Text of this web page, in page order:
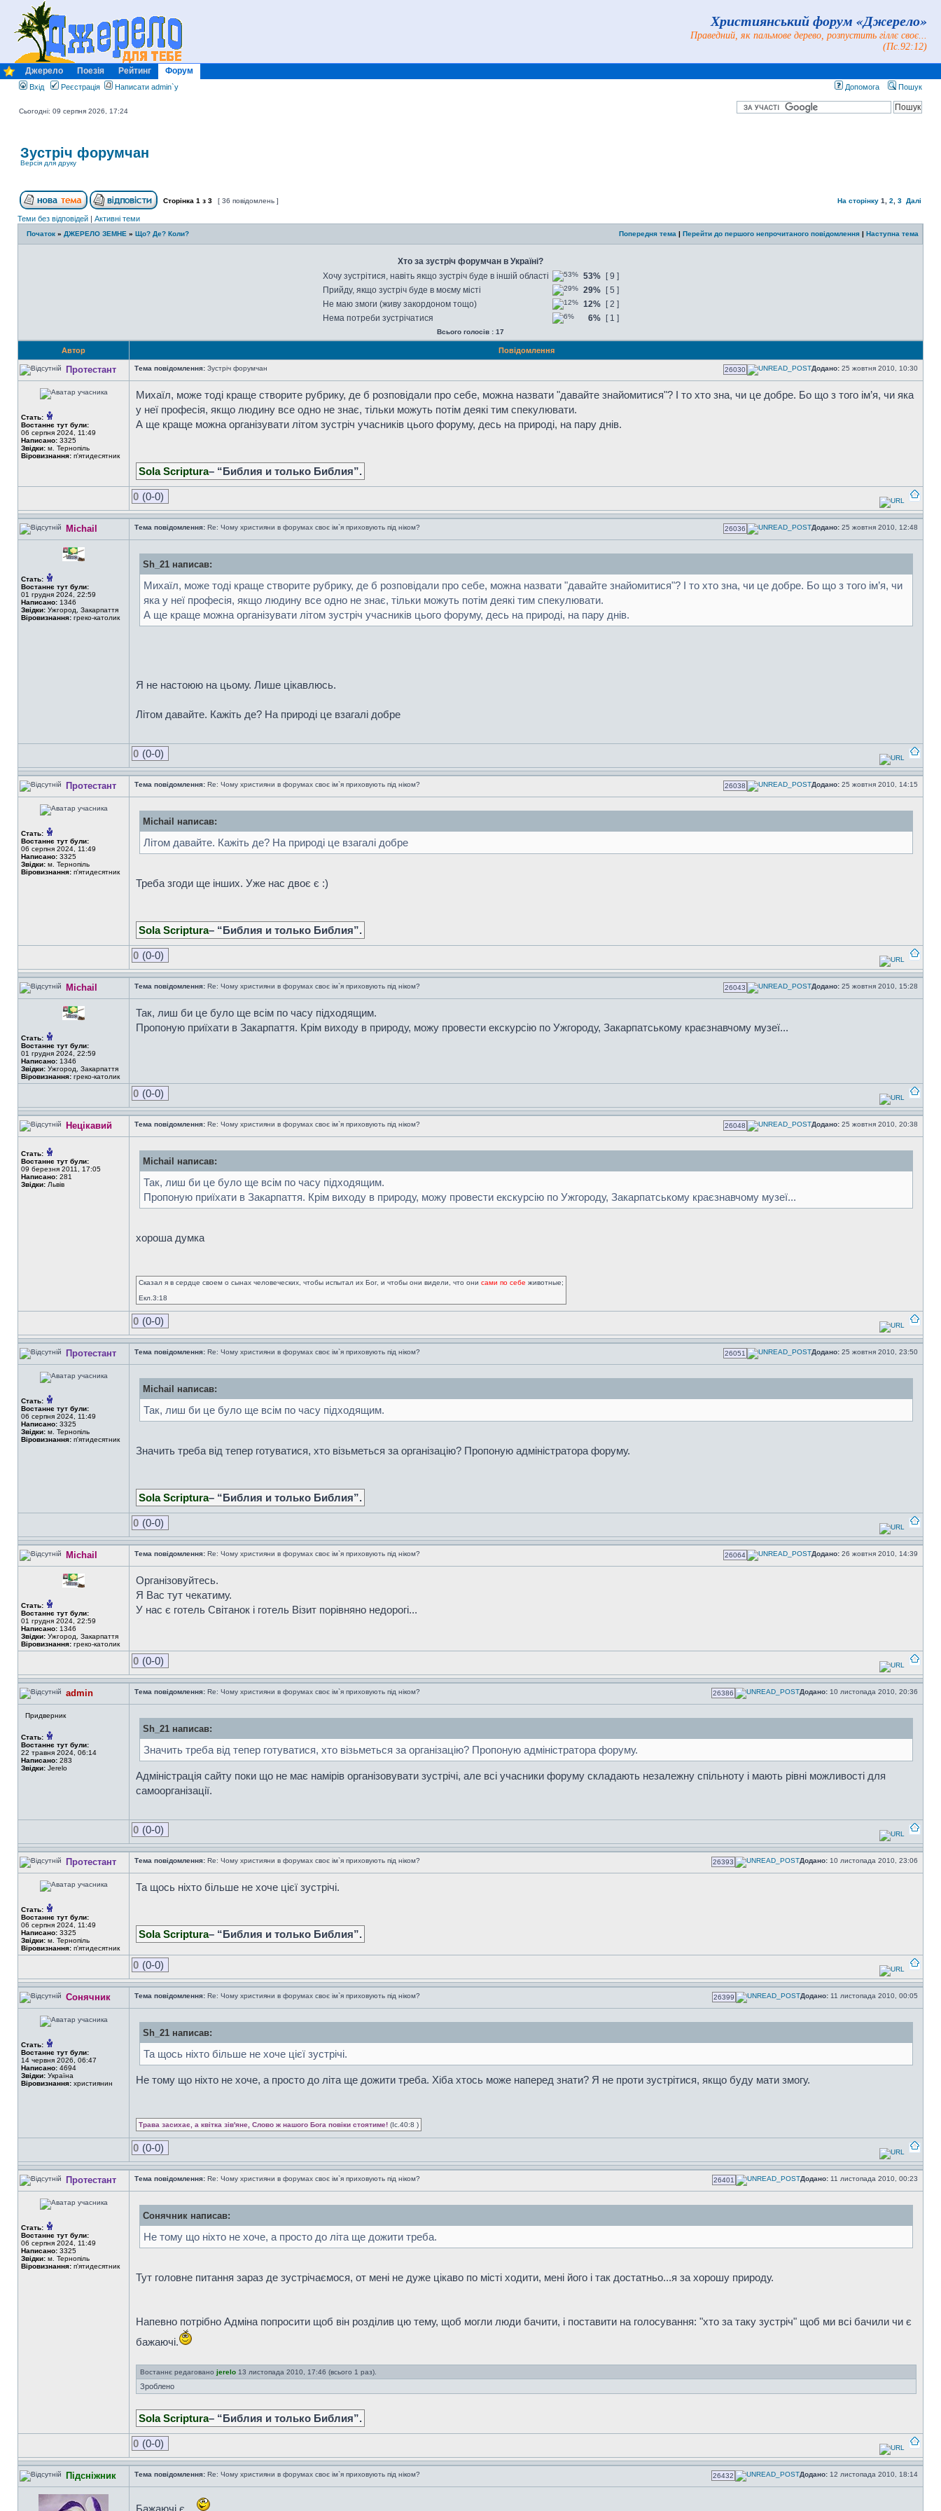
Християнський форум «Джерело»
Праведний, як пальмове дерево, розпустить гіллє своє...
(Пс.92:12)
Джерело Поезія Рейтинг Форум
Вхід Реєстрація Написати admin`у Допомога Пошук
Сьогодні: 09 серпня 2026, 17:24
Зустріч форумчан
Версія для друку
Сторінка 1 з 3 [ 36 повідомлень ] На сторінку 1 2 3 Далі
Теми без відповідей | Активні теми
Початок » ДЖЕРЕЛО ЗЕМНЕ » Що? Де? Коли? Попередня тема | Перейти до першого непрочитаного повідомлення | Наступна тема
Хто за зустріч форумчан в Україні?
Хочу зустрітися, навіть якщо зустріч буде в іншій області
53%
[ 9 ]
Прийду, якщо зустріч буде в моєму місті
29%
[ 5 ]
Не маю змоги (живу закордоном тощо)
12%
[ 2 ]
Нема потреби зустрічатися
6% [ 1 ]
Всього голосів : 17
Автор Повідомлення
Протестант Тема повідомлення: Зустріч форумчан 26030 Додано: 25 жовтня 2010, 10:30
Стать:
Востаннє тут були:
06 серпня 2024, 11:49
Написано: 3325
Звідки: м. Тернопіль
Віровизнання: п'ятидесятник
Михаїл, може тоді краще створите рубрику, де б розповідали про себе, можна назвати "давайте знайомитися"? І то хто зна, чи це добре. Бо що з того ім’я, чи яка
у неї професія, якщо людину все одно не знає, тільки можуть потім деякі тим спекулювати.
А ще краще можна організувати літом зустріч учасників цього форуму, десь на природі, на пару днів.
Sola Scriptura– “Библия и только Библия”.
0 (0-0)
Michail Тема повідомлення: Re: Чому християни в форумах своє ім`я приховують під ніком? 26036 Додано: 25 жовтня 2010, 12:48
Стать:
Востаннє тут були:
01 грудня 2024, 22:59
Написано: 1346
Звідки: Ужгород, Закарпаття
Віровизнання: греко-католик
Sh_21 написав:
Михаїл, може тоді краще створите рубрику, де б розповідали про себе, можна назвати "давайте знайомитися"? І то хто зна, чи це добре. Бо що з того ім’я, чи
яка у неї професія, якщо людину все одно не знає, тільки можуть потім деякі тим спекулювати.
А ще краще можна організувати літом зустріч учасників цього форуму, десь на природі, на пару днів.
Я не настоюю на цьому. Лише цікавлюсь.
Літом давайте. Кажіть де? На природі це взагалі добре
0 (0-0)
Протестант Тема повідомлення: Re: Чому християни в форумах своє ім`я приховують під ніком? 26038 Додано: 25 жовтня 2010, 14:15
Стать:
Востаннє тут були:
06 серпня 2024, 11:49
Написано: 3325
Звідки: м. Тернопіль
Віровизнання: п'ятидесятник
Michail написав:
Літом давайте. Кажіть де? На природі це взагалі добре
Треба згоди ще інших. Уже нас двоє є :)
Sola Scriptura– “Библия и только Библия”.
0 (0-0)
Michail Тема повідомлення: Re: Чому християни в форумах своє ім`я приховують під ніком? 26043 Додано: 25 жовтня 2010, 15:28
Стать:
Востаннє тут були:
01 грудня 2024, 22:59
Написано: 1346
Звідки: Ужгород, Закарпаття
Віровизнання: греко-католик
Так, лиш би це було ще всім по часу підходящим.
Пропоную приїхати в Закарпаття. Крім виходу в природу, можу провести екскурсію по Ужгороду, Закарпатському краєзнавчому музеї...
0 (0-0)
Нецікавий Тема повідомлення: Re: Чому християни в форумах своє ім`я приховують під ніком? 26048 Додано: 25 жовтня 2010, 20:38
Стать:
Востаннє тут були:
09 березня 2011, 17:05
Написано: 281
Звідки: Львів
Michail написав:
Так, лиш би це було ще всім по часу підходящим.
Пропоную приїхати в Закарпаття. Крім виходу в природу, можу провести екскурсію по Ужгороду, Закарпатському краєзнавчому музеї...
хороша думка
Сказал я в сердце своем о сынах человеческих, чтобы испытал их Бог, и чтобы они видели, что они сами по себе животные;
Екл.3:18
0 (0-0)
Протестант Тема повідомлення: Re: Чому християни в форумах своє ім`я приховують під ніком? 26051 Додано: 25 жовтня 2010, 23:50
Стать:
Востаннє тут були:
06 серпня 2024, 11:49
Написано: 3325
Звідки: м. Тернопіль
Віровизнання: п'ятидесятник
Michail написав:
Так, лиш би це було ще всім по часу підходящим.
Значить треба від тепер готуватися, хто візьметься за організацію? Пропоную адміністратора форуму.
Sola Scriptura– “Библия и только Библия”.
0 (0-0)
Michail Тема повідомлення: Re: Чому християни в форумах своє ім`я приховують під ніком? 26064 Додано: 26 жовтня 2010, 14:39
Стать:
Востаннє тут були:
01 грудня 2024, 22:59
Написано: 1346
Звідки: Ужгород, Закарпаття
Віровизнання: греко-католик
Організовуйтесь.
Я Вас тут чекатиму.
У нас є готель Світанок і готель Візит порівняно недорогі...
0 (0-0)
admin Тема повідомлення: Re: Чому християни в форумах своє ім`я приховують під ніком? 26386 Додано: 10 листопада 2010, 20:36
Придверник
Стать:
Востаннє тут були:
22 травня 2024, 06:14
Написано: 283
Звідки: Jerelo
Sh_21 написав:
Значить треба від тепер готуватися, хто візьметься за організацію? Пропоную адміністратора форуму.
Адміністрація сайту поки що не має намірів організовувати зустрічі, але всі учасники форуму складають незалежну спільноту і мають рівні можливості для
самоорганізації.
0 (0-0)
Протестант Тема повідомлення: Re: Чому християни в форумах своє ім`я приховують під ніком? 26393 Додано: 10 листопада 2010, 23:06
Стать:
Востаннє тут були:
06 серпня 2024, 11:49
Написано: 3325
Звідки: м. Тернопіль
Віровизнання: п'ятидесятник
Та щось ніхто більше не хоче цієї зустрічі.
Sola Scriptura– “Библия и только Библия”.
0 (0-0)
Сонячник Тема повідомлення: Re: Чому християни в форумах своє ім`я приховують під ніком? 26399 Додано: 11 листопада 2010, 00:05
Стать:
Востаннє тут були:
14 червня 2026, 06:47
Написано: 4694
Звідки: Україна
Віровизнання: християнин
Sh_21 написав:
Та щось ніхто більше не хоче цієї зустрічі.
Не тому що ніхто не хоче, а просто до літа ще дожити треба. Хіба хтось може наперед знати? Я не проти зустрітися, якщо буду мати змогу.
Трава засихає, а квітка зів'яне, Слово ж нашого Бога повіки стоятиме! (Іс.40:8 )
0 (0-0)
Протестант Тема повідомлення: Re: Чому християни в форумах своє ім`я приховують під ніком? 26401 Додано: 11 листопада 2010, 00:23
Стать:
Востаннє тут були:
06 серпня 2024, 11:49
Написано: 3325
Звідки: м. Тернопіль
Віровизнання: п'ятидесятник
Сонячник написав:
Не тому що ніхто не хоче, а просто до літа ще дожити треба.
Тут головне питання зараз де зустрічаємося, от мені не дуже цікаво по місті ходити, мені його і так достатньо...я за хорошу природу.
Напевно потрібно Адміна попросити щоб він розділив цю тему, щоб могли люди бачити, і поставити на голосування: "хто за таку зустріч" щоб ми всі бачили чи є
бажаючі.
Востаннє редаговано jerelo 13 листопада 2010, 17:46 (всього 1 раз).
Зроблено
Sola Scriptura– “Библия и только Библия”.
0 (0-0)
Підсніжник Тема повідомлення: Re: Чому християни в форумах своє ім`я приховують під ніком? 26432 Додано: 12 листопада 2010, 18:14
Бажаючі є